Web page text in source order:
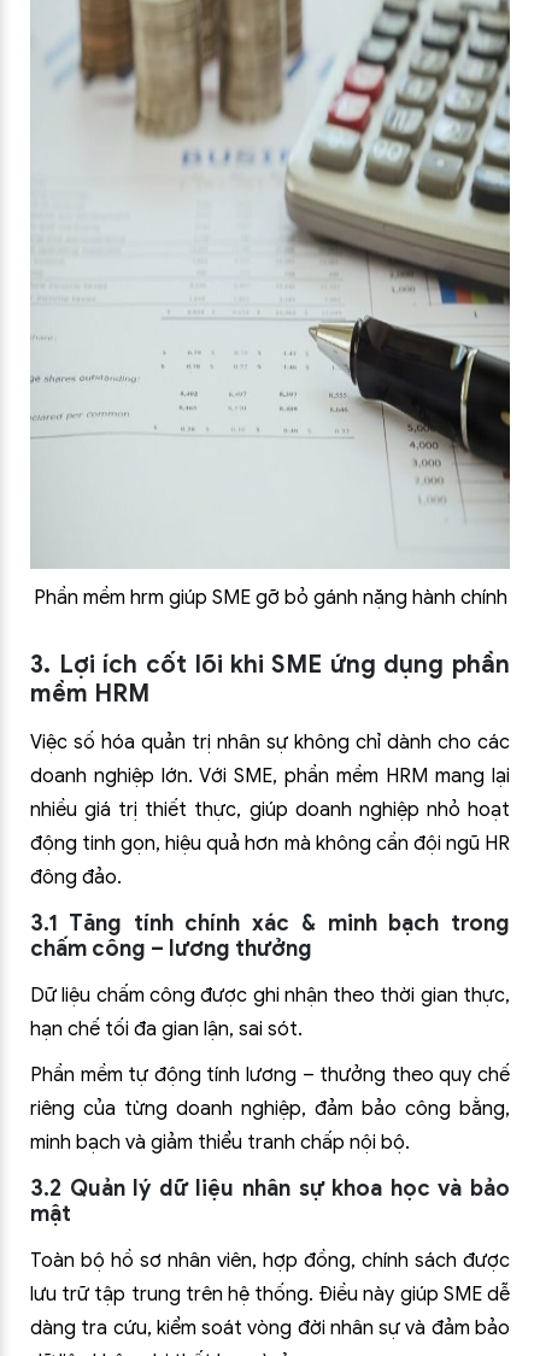
Phần mềm hrm giúp SME gỡ bỏ gánh nặng hành chính
3. Lợi ích cốt lõi khi SME ứng dụng phần
mềm HRM
Việc số hóa quản trị nhân sự không chỉ dành cho các
doanh nghiệp lớn. Với SME, phần mềm HRM mang lại
nhiều giá trị thiết thực, giúp doanh nghiệp nhỏ hoạt
động tinh gọn, hiệu quả hơn mà không cần đội ngũ HR
đông đảo.
3.1 Tăng tính chính xác & minh bạch trong
chấm công – lương thưởng
Dữ liệu chấm công được ghi nhận theo thời gian thực,
hạn chế tối đa gian lận, sai sót.
Phần mềm tự động tính lương – thưởng theo quy chế
riêng của từng doanh nghiệp, đảm bảo công bằng,
minh bạch và giảm thiểu tranh chấp nội bộ.
3.2 Quản lý dữ liệu nhân sự khoa học và bảo
mật
Toàn bộ hồ sơ nhân viên, hợp đồng, chính sách được
lưu trữ tập trung trên hệ thống. Điều này giúp SME dễ
dàng tra cứu, kiểm soát vòng đời nhân sự và đảm bảo